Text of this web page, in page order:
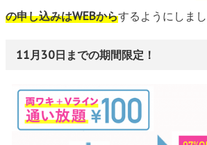
の申し込みはWEBからするようにしまし
11月30日までの期間限定！